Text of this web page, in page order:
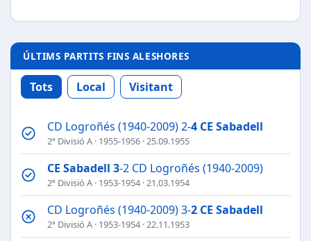
ÚLTIMS PARTITS FINS ALESHORES
Tots Local Visitant
CD Logroñés (1940-2009) 2-4 CE Sabadell
2ª Divisió A · 1955-1956 · 25.09.1955
CE Sabadell 3-2 CD Logroñés (1940-2009)
2ª Divisió A · 1953-1954 · 21.03.1954
CD Logroñés (1940-2009) 3-2 CE Sabadell
2ª Divisió A · 1953-1954 · 22.11.1953